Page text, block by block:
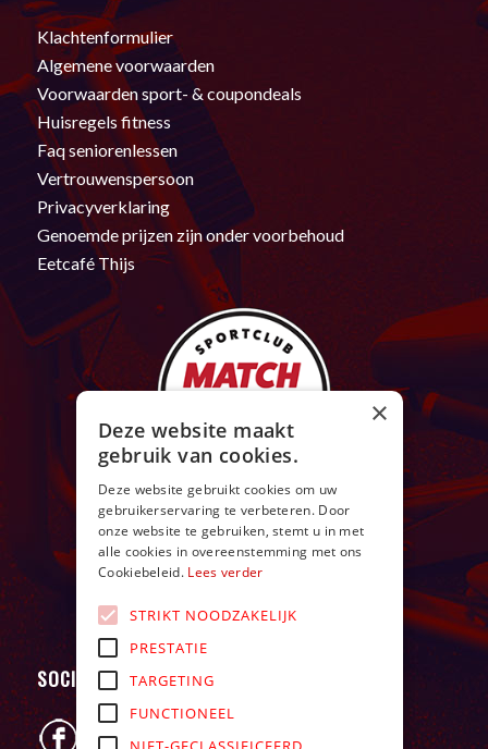
Klachtenformulier
Algemene voorwaarden
Voorwaarden sport- & coupondeals
Huisregels fitness
Faq seniorenlessen
Vertrouwenspersoon
Privacyverklaring
Genoemde prijzen zijn onder voorbehoud
Eetcafé Thijs
SOCIAL
×
Deze website maakt
gebruik van cookies.
Deze website gebruikt cookies om uw
gebruikerservaring te verbeteren. Door
onze website te gebruiken, stemt u in met
alle cookies in overeenstemming met ons
Cookiebeleid. Lees verder
STRIKT NOODZAKELIJK
PRESTATIE
TARGETING
FUNCTIONEEL